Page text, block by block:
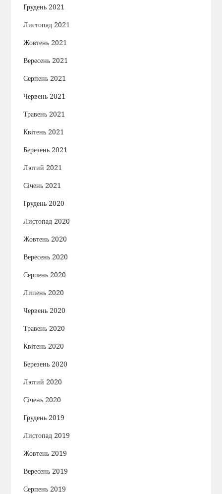
Грудень 2021
Листопад 2021
Жовтень 2021
Вересень 2021
Серпень 2021
Червень 2021
Травень 2021
Квітень 2021
Березень 2021
Лютий 2021
Січень 2021
Грудень 2020
Листопад 2020
Жовтень 2020
Вересень 2020
Серпень 2020
Липень 2020
Червень 2020
Травень 2020
Квітень 2020
Березень 2020
Лютий 2020
Січень 2020
Грудень 2019
Листопад 2019
Жовтень 2019
Вересень 2019
Серпень 2019